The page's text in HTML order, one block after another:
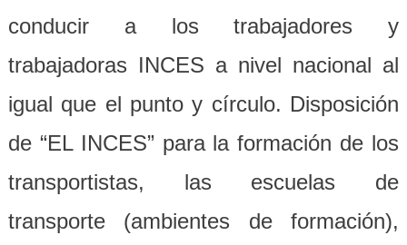
conducir a los trabajadores y
trabajadoras INCES a nivel nacional al
igual que el punto y círculo. Disposición
de “EL INCES” para la formación de los
transportistas, las escuelas de
transporte (ambientes de formación),